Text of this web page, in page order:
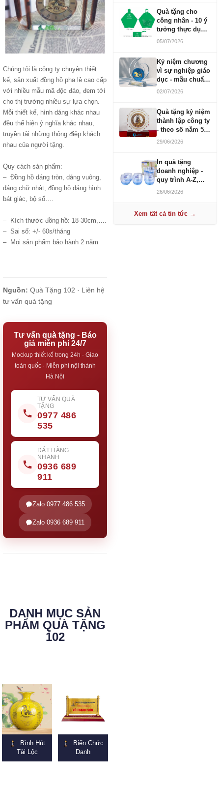
Chúng tôi là công ty chuyên thiết
kế, sản xuất đồng hồ pha lê cao cấp
với nhiều mẫu mã độc đáo, đem tới
cho thị trường nhiều sự lựa chọn.
Mỗi thiết kế, hình dáng khác nhau
đều thể hiện ý nghĩa khác nhau,
truyền tải những thông điệp khách
nhau của người tặng.
Quy cách sản phẩm:
– Đồng hồ dáng tròn, dáng vuông,
dáng chữ nhật, đồng hồ dáng hình
bát giác, bộ số….
– Kích thước đồng hồ: 18-30cm,….
– Sai số: +/- 60s/tháng
– Mọi sản phẩm bảo hành 2 năm
Nguồn: Quà Tặng 102 · Liên hệ
tư vấn quà tặng
Tư vấn quà tặng - Báo
giá miễn phí 24/7
Mockup thiết kế trong 24h · Giao
toàn quốc · Miễn phí nội thành
Hà Nội
TƯ VẤN QUÀ
TẶNG
0977 486
535
ĐẶT HÀNG
NHANH
0936 689
911
Zalo 0977 486 535
Zalo 0936 689 911
DANH MỤC SẢN
PHẨM QUÀ TẶNG
102
Bình Hút
Tài Lộc
Biển Chức
Danh
Quà tặng cho
công nhân - 10 ý
tưởng thực dụng
ngân sách 100-
05/07/2026
Kỷ niệm chương
vì sự nghiệp giáo
dục - mẫu chuẩn
2026
02/07/2026
Quà tặng kỷ niệm
thành lập công ty
- theo số năm 5,
10, 20, 30, 50
29/06/2026
In quà tặng
doanh nghiệp -
quy trình A-Z,
báo giá và thời
26/06/2026
Xem tất cả tin tức →